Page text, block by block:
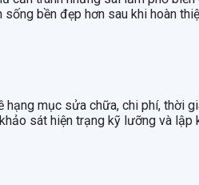
bền đẹp hơn sau khi hoàn
mục sửa chữa, chi phí, thời
sát hiện trạng kỹ lưỡng và